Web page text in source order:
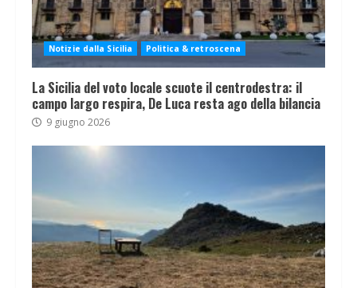
Notizie dalla Sicilia Politica & retroscena
La Sicilia del voto locale scuote il centrodestra: il
campo largo respira, De Luca resta ago della bilancia
9 giugno 2026